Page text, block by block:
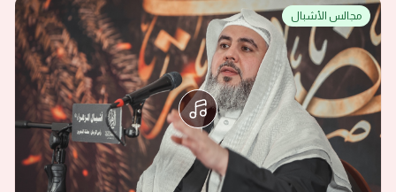
مجالس الأشبال